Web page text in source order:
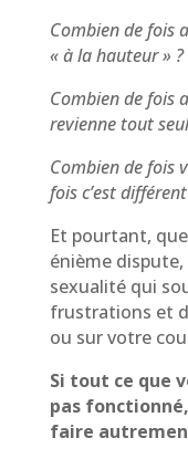
Combien de fois
« à la hauteur » ?
Combien de fois
revienne tout
Combien de fois
fois c’est
Et pourtant,
énième
sexualité qui
frustrations et
ou sur votre
Si tout ce que
pas
faire